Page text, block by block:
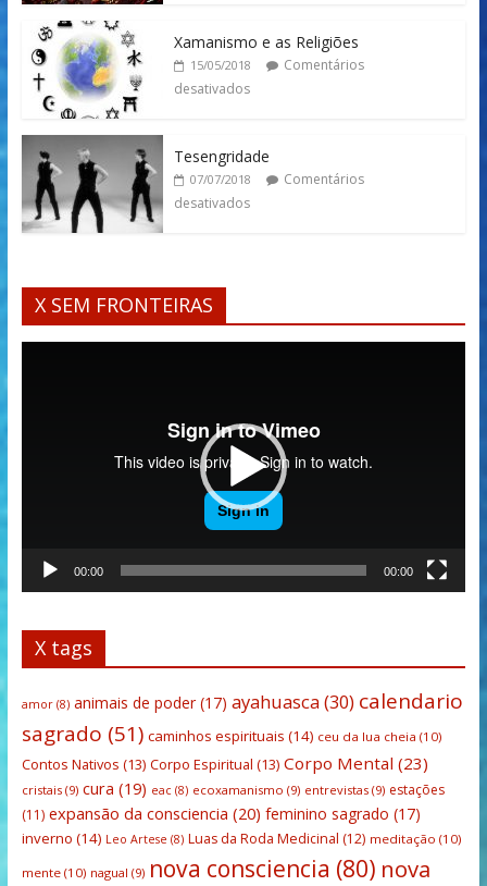
Xamanismo e as Religiões
15/05/2018
Comentários
desativados
Tesengridade
07/07/2018
Comentários
desativados
X SEM FRONTEIRAS
00:00 00:00
X tags
amor(8) animais de poder(17) ayahuasca(30) calendario
sagrado (51) caminhos espirituais (14) ceu da lua cheia (10)
Contos Nativos (13) Corpo Espiritual (13) Corpo Mental (23)
cristais(9) cura (19) eac(8) ecoxamanismo (9) entrevistas(9) estações
(11) expansão da consciencia (20) feminino sagrado (17)
inverno (14) Leo Artese (8) Luas da Roda Medicinal (12) meditação (10)
mente(10) nagual (9) nova consciencia (80) nova